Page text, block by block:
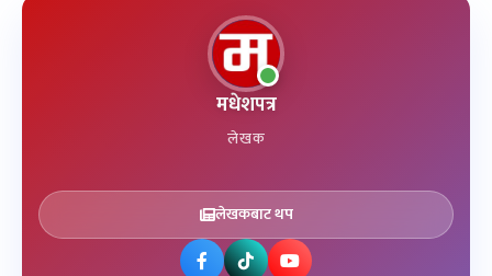
मधेशपत्र
लेखक
लेखकबाट थप